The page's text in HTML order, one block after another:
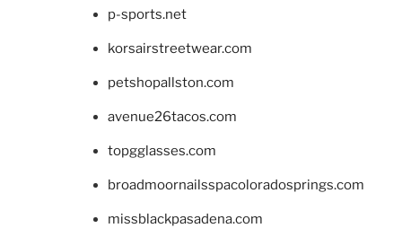
p-sports.net
korsairstreetwear.com
petshopallston.com
avenue26tacos.com
topgglasses.com
broadmoornailsspacoloradosprings.com
missblackpasadena.com